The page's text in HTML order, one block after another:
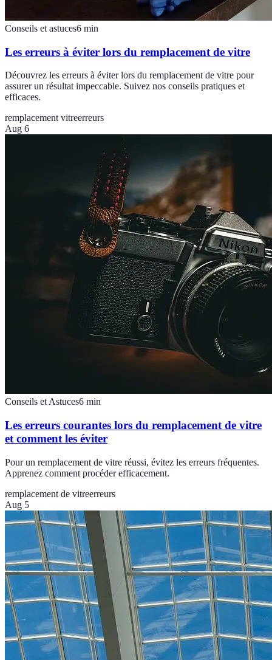
Conseils et astuces6 min
Les erreurs à éviter lors du remplacement de vitre
Découvrez les erreurs à éviter lors du remplacement de vitre pour
assurer un résultat impeccable. Suivez nos conseils pratiques et
efficaces.
remplacement vitreerreurs
Aug 6
Conseils et Astuces6 min
Les erreurs courantes lors du remplacement de vitre
et comment les éviter
Pour un remplacement de vitre réussi, évitez les erreurs fréquentes.
Apprenez comment procéder efficacement.
remplacement de vitreerreurs
Aug 5